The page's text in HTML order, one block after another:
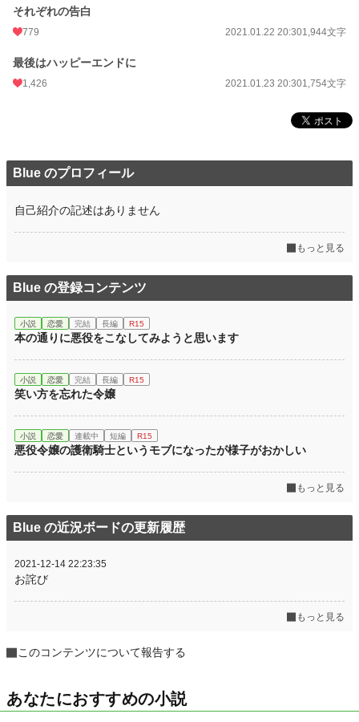
それぞれの告白
779 2021.01.22 20:301,944文字
最後はハッピーエンドに
1,426 2021.01.23 20:301,754文字
Blue のプロフィール
自己紹介の記述はありません
もっと見る
Blue の登録コンテンツ
小説 恋愛 完結 長編 R15
本の通りに悪役をこなしてみようと思います
小説 恋愛 完結 長編 R15
笑い方を忘れた令嬢
小説 恋愛 連載中 短編 R15
悪役令嬢の護衛騎士というモブになったが様子がおかしい
もっと見る
Blue の近況ボードの更新履歴
2021-12-14 22:23:35
お詫び
もっと見る
このコンテンツについて報告する
あなたにおすすめの小説